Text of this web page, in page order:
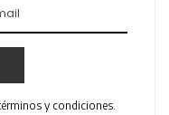
y condiciones.